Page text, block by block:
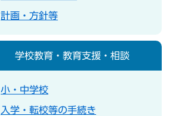
計画・方針等
学校教育・教育支援・相談
小・中学校
入学・転校等の手続き